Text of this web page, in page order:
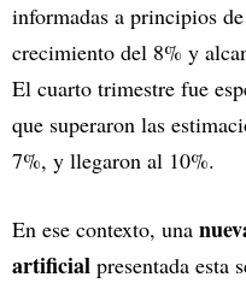
informadas a principios
crecimiento del 8% y
El cuarto trimestre fue
que superaron las
7%, y llegaron al 10%.
En ese contexto, una
artificial presentada esta